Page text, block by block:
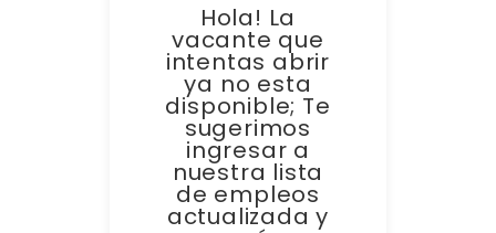
Hola! La
vacante que
intentas abrir
ya no esta
disponible; Te
sugerimos
ingresar a
nuestra lista
de empleos
actualizada y